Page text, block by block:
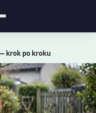
Strona główna
Blog
Opinie
Cennik
krok po kroku